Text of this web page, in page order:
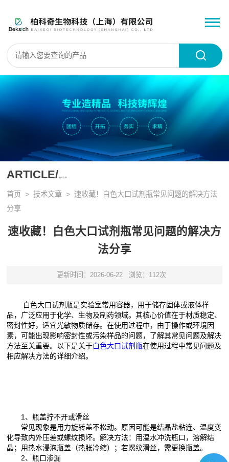
ARTICLE/ 技术文章
首页 >技术文章 > 速收藏！白色大口试剂瓶常见问题的解决方法
分享
速收藏！白色大口试剂瓶常见问题的解决方
法分享
更新时间：2026-06-22 浏览：112次
白色大口试剂瓶是实验室常用容器，用于储存固体或液体样
品，广泛应用于化学、生物及制药领域。其核心价值在于材质稳定、
密封性好，适宜光敏物质储存。在使用过程中，由于操作或环境因
素，可能出现影响密封性或污染样品的问题，了解其常见问题及解决
方法至关重要。以下是关于白色大口试剂瓶在使用过程中常见问题及
相应解决方法的详细介绍。
1、瓶盖拧不开或滑丝
常见现象是用力旋转盖不松动。原因可能是结晶盐粘连、温度变
化导致内外压差或螺纹损坏。解决方法：用温水冲洗瓶口，溶解结
晶；用热水浸泡瓶盖（热胀冷缩）；若螺纹滑丝，需更换瓶盖。
2、瓶口渗漏